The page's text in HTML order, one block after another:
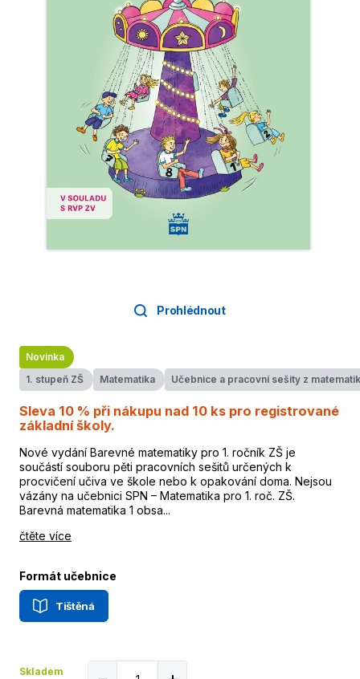
Prohlédnout
Novinka
1. stupeň ZŠ
Matematika Učebnice a pracovní sešity z
Sleva 10 % při nákupu nad 10 ks pro registrované
základní školy.
Nové vydání Barevné matematiky pro 1. ročník ZŠ je
součástí souboru pěti pracovních sešitů určených k
procvičení učiva ve škole nebo k opakování doma. Nejsou
vázány na učebnici SPN – Matematika pro 1. roč. ZŠ.
Barevná matematika 1 obsa...
čtěte více
Formát učebnice
Tištěná
Skladem